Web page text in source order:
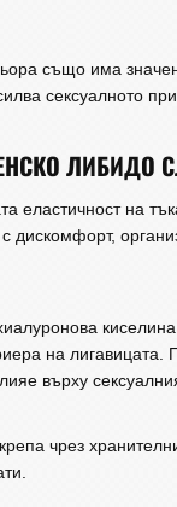
също има
сексуалното
ЛИБИДО
еластичност на
с дискомфорт,
на
върху
чрез